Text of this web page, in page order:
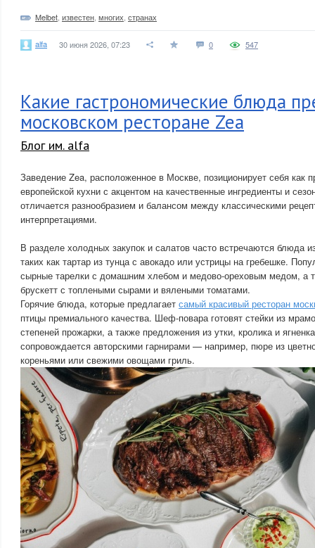
Melbet известен многих странах
alfa 30 июня 2026, 07:23 0 547
Какие гастрономические блюда
московском ресторане Zea
Блог им. alfa
Заведение Zea, расположенное в Москве, позиционирует себя как
европейской кухни с акцентом на качественные ингредиенты и
отличается разнообразием и балансом между классическими
интерпретациями.
В разделе холодных закупок и салатов часто встречаются блюда
таких как тартар из тунца с авокадо или устрицы на гребешке.
сырные тарелки с домашним хлебом и медово-ореховым медом, а
брускетт с топлеными сырами и вялеными томатами.
Горячие блюда, которые предлагает самый красивый ресторан
птицы премиального качества. Шеф-повара готовят стейки из
степеней прожарки, а также предложения из утки, кролика и
сопровождается авторскими гарнирами — например, пюре из
кореньями или свежими овощами гриль.